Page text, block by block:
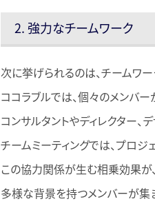
2. 強力なチームワーク
次に挙げられるのは、チームワー
ココラブルでは、個々のメンバ
コンサルタントやディレクター
チームミーティングでは、プロ
この協力関係が生む相乗効果が
多様な背景を持つメンバーが集